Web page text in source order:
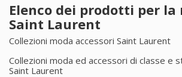
Elenco dei prodotti per la
Saint Laurent
Collezioni moda accessori Saint Laurent
Collezioni moda ed accessori di classe e
Saint Laurent